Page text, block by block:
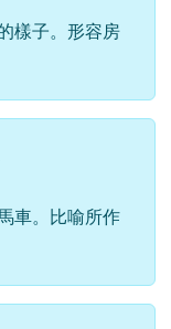
樣子。形容房
車。比喻所作